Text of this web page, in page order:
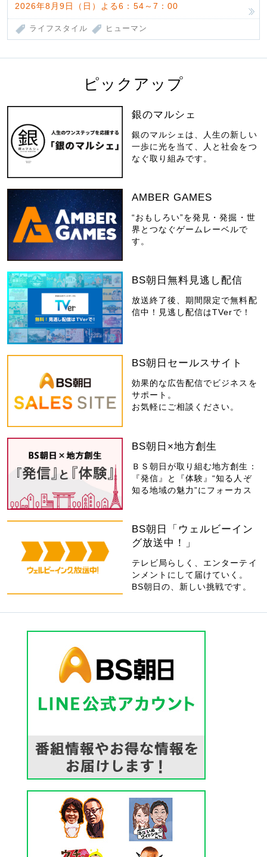
2026年8月9日（日）よる6：54～7：00
ライフスタイル ヒューマン
ピックアップ
銀のマルシェ
銀のマルシェは、人生の新しい
一歩に光を当て、人と社会をつ
なぐ取り組みです。
AMBER GAMES
“おもしろい”を発見・発掘・世
界とつなぐゲームレーベルで
す。
BS朝日無料見逃し配信
放送終了後、期間限定で無料配
信中！見逃し配信はTVerで！
BS朝日セールスサイト
効果的な広告配信でビジネスを
サポート。
お気軽にご相談ください。
BS朝日×地方創生
ＢＳ朝日が取り組む地方創生：
『発信』と『体験』“知る人ぞ
知る地域の魅力”にフォーカス
BS朝日「ウェルビーイン
グ放送中！」
テレビ局らしく、エンターテイ
ンメントにして届けていく。
BS朝日の、新しい挑戦です。